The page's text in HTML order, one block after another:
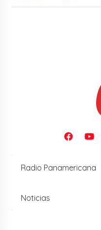
Radio Panamericana
Noticias